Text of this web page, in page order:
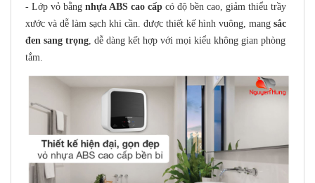
- Lớp vỏ bằng nhựa ABS cao cấp có độ bền cao, giảm thiểu trầy
xước và dễ làm sạch khi cần. được thiết kế hình vuông, mang sắc
đen sang trọng , dễ dàng kết hợp với mọi kiểu không gian phòng
tắm.